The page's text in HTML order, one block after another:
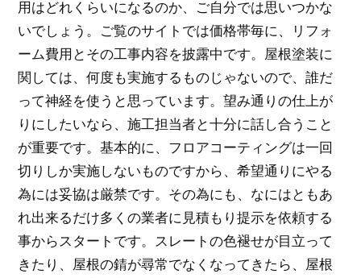
用はどれくらいになるのか、ご自分では思いつかな
いでしょう。ご覧のサイトでは価格帯毎に、リフォ
ーム費用とその工事内容を披露中です。屋根塗装に
関しては、何度も実施するものじゃないので、誰だ
って神経を使うと思っています。望み通りの仕上が
りにしたいなら、施工担当者と十分に話し合うこと
が重要です。基本的に、フロアコーティングは一回
切りしか実施しないものですから、希望通りにやる
為には妥協は厳禁です。その為にも、なにはともあ
れ出来るだけ多くの業者に見積もり提示を依頼する
事からスタートです。スレートの色褪せが目立って
きたり、屋根の錆が尋常でなくなってきたら、屋根